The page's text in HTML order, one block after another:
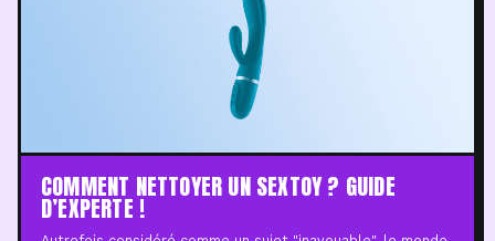
COMMENT NETTOYER UN SEXTOY ? GUIDE
D’EXPERTE !